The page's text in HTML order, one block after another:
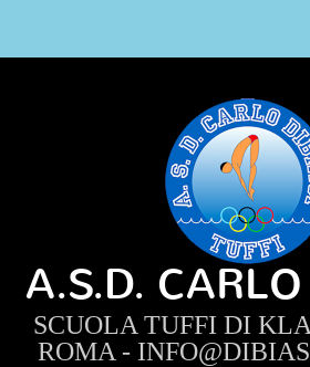
A.S.D.
SCUOLA TUFFI DI
ROMA -